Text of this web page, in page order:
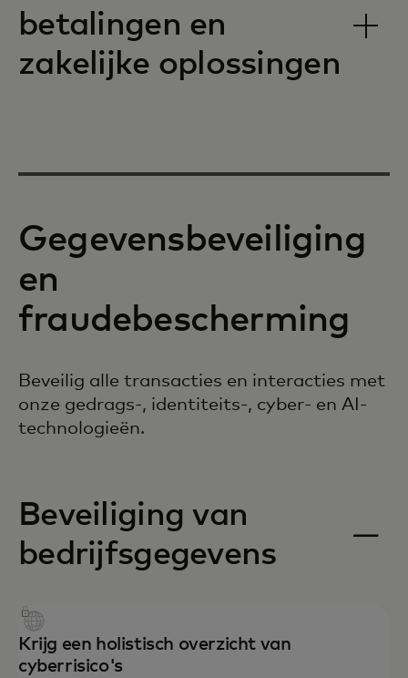
betalingen en
zakelijke oplossingen
Gegevensbeveiliging
en
fraudebescherming
Beveilig alle transacties en interacties met
onze gedrags-, identiteits-, cyber- en AI-
technologieën.
Beveiliging van
bedrijfsgegevens
Krijg een holistisch overzicht van
cyberrisico's